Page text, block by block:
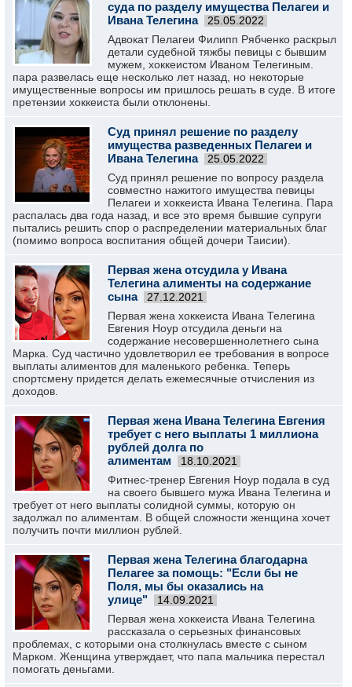
суда по разделу имущества Пелагеи и
Ивана Телегина
25.05.2022
Адвокат Пелагеи Филипп Рябченко раскрыл
детали судебной тяжбы певицы с бывшим
мужем, хоккеистом Иваном Телегиным.
пара развелась еще несколько лет назад, но некоторые
имущественные вопросы им пришлось решать в суде. В итоге
претензии хоккеиста были отклонены.
Суд принял решение по разделу
имущества разведенных Пелагеи и
Ивана Телегина
25.05.2022
Суд принял решение по вопросу раздела
совместно нажитого имущества певицы
Пелагеи и хоккеиста Ивана Телегина. Пара
распалась два года назад, и все это время бывшие супруги
пытались решить спор о распределении материальных благ
(помимо вопроса воспитания общей дочери Таисии).
Первая жена отсудила у Ивана
Телегина алименты на содержание
сына
27.12.2021
Первая жена хоккеиста Ивана Телегина
Евгения Ноур отсудила деньги на
содержание несовершеннолетнего сына
Марка. Суд частично удовлетворил ее требования в вопросе
выплаты алиментов для маленького ребенка. Теперь
спортсмену придется делать ежемесячные отчисления из
доходов.
Первая жена Ивана Телегина Евгения
требует с него выплаты 1 миллиона
рублей долга по
алиментам
18.10.2021
Фитнес-тренер Евгения Ноур подала в суд
на своего бывшего мужа Ивана Телегина и
требует от него выплаты солидной суммы, которую он
задолжал по алиментам. В общей сложности женщина хочет
получить почти миллион рублей.
Первая жена Телегина благодарна
Пелагее за помощь: "Если бы не
Поля, мы бы оказались на
улице"
14.09.2021
Первая жена хоккеиста Ивана Телегина
рассказала о серьезных финансовых
проблемах, с которыми она столкнулась вместе с сыном
Марком. Женщина утверждает, что папа мальчика перестал
помогать деньгами.